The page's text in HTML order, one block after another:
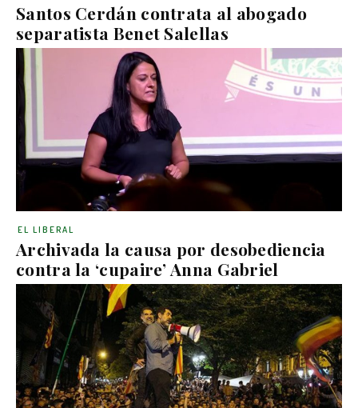
Santos Cerdán contrata al abogado
separatista Benet Salellas
Archivada la causa por desobediencia
contra la ‘cupaire’ Anna Gabriel
EL LIBERAL